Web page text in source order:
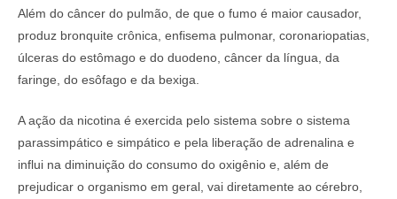
Além do câncer do pulmão, de que o fumo é maior causador,
produz bronquite crônica, enfisema pulmonar, coronariopatias,
úlceras do estômago e do duodeno, câncer da língua, da
faringe, do esôfago e da bexiga.
A ação da nicotina é exercida pelo sistema sobre o sistema
parassimpático e simpático e pela liberação de adrenalina e
influi na diminuição do consumo do oxigênio e, além de
prejudicar o organismo em geral, vai diretamente ao cérebro,